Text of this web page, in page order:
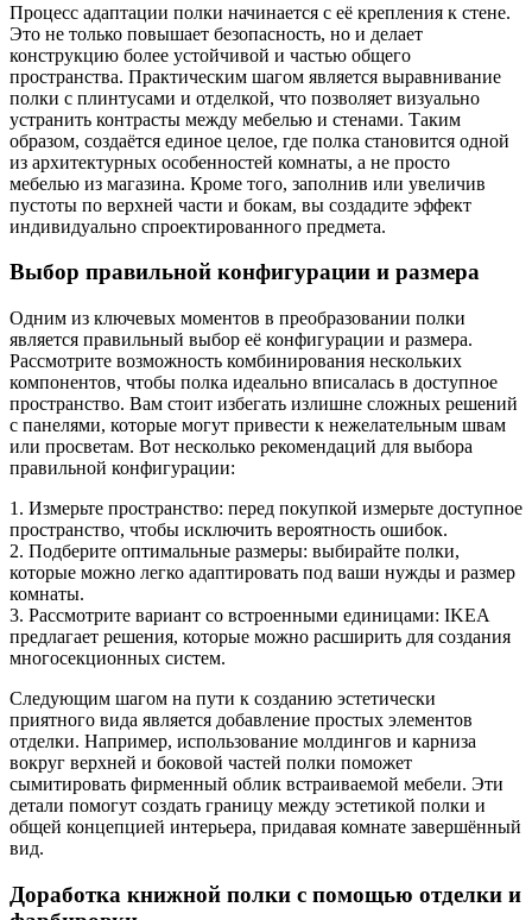
Процесс адаптации полки начинается с её крепления к стене.
Это не только повышает безопасность, но и делает
конструкцию более устойчивой и частью общего
пространства. Практическим шагом является выравнивание
полки с плинтусами и отделкой, что позволяет визуально
устранить контрасты между мебелью и стенами. Таким
образом, создаётся единое целое, где полка становится одной
из архитектурных особенностей комнаты, а не просто
мебелью из магазина. Кроме того, заполнив или увеличив
пустоты по верхней части и бокам, вы создадите эффект
индивидуально спроектированного предмета.
Выбор правильной конфигурации и размера
Одним из ключевых моментов в преобразовании полки
является правильный выбор её конфигурации и размера.
Рассмотрите возможность комбинирования нескольких
компонентов, чтобы полка идеально вписалась в доступное
пространство. Вам стоит избегать излишне сложных решений
с панелями, которые могут привести к нежелательным швам
или просветам. Вот несколько рекомендаций для выбора
правильной конфигурации:
1. Измерьте пространство: перед покупкой измерьте доступное
пространство, чтобы исключить вероятность ошибок.
2. Подберите оптимальные размеры: выбирайте полки,
которые можно легко адаптировать под ваши нужды и размер
комнаты.
3. Рассмотрите вариант со встроенными единицами: IKEA
предлагает решения, которые можно расширить для создания
многосекционных систем.
Следующим шагом на пути к созданию эстетически
приятного вида является добавление простых элементов
отделки. Например, использование молдингов и карниза
вокруг верхней и боковой частей полки поможет
сымитировать фирменный облик встраиваемой мебели. Эти
детали помогут создать границу между эстетикой полки и
общей концепцией интерьера, придавая комнате завершённый
вид.
Доработка книжной полки с помощью отделки и